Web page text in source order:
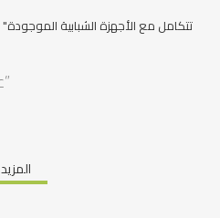
تتكامل مع الأجهزة الشبابية الموجودة"
“عبدالله الثاني ابن الحسين”
المزيد